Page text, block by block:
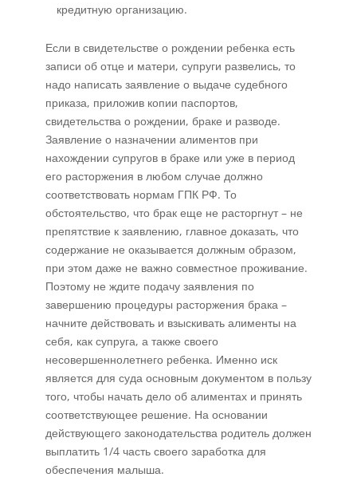
кредитную организацию.
Если в свидетельстве о рождении ребенка есть
записи об отце и матери, супруги развелись, то
надо написать заявление о выдаче судебного
приказа, приложив копии паспортов,
свидетельства о рождении, браке и разводе.
Заявление о назначении алиментов при
нахождении супругов в браке или уже в период
его расторжения в любом случае должно
соответствовать нормам ГПК РФ. То
обстоятельство, что брак еще не расторгнут – не
препятствие к заявлению, главное доказать, что
содержание не оказывается должным образом,
при этом даже не важно совместное проживание.
Поэтому не ждите подачу заявления по
завершению процедуры расторжения брака –
начните действовать и взыскивать алименты на
себя, как супруга, а также своего
несовершеннолетнего ребенка. Именно иск
является для суда основным документом в пользу
того, чтобы начать дело об алиментах и принять
соответствующее решение. На основании
действующего законодательства родитель должен
выплатить 1/4 часть своего заработка для
обеспечения малыша.